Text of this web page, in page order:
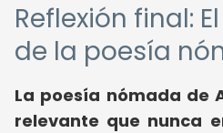
Reflexión final:
de la poesía
La poesía nómada de
relevante que nunca